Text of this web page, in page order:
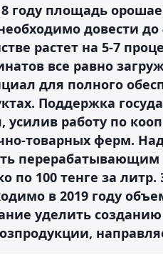
году площадь
довести до
растет на 5-7
все равно
для полного
Поддержка
усилив работу по
товарных ферм.
по 100 тенге за
в 2019 году
уделить созданию